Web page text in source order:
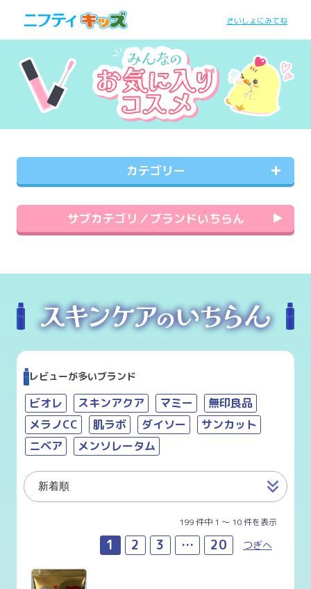
さいしょにみてね
カテゴリー
サブカテゴリ／ブランドいちらん
レビューが多いブランド
ビオレ スキンアクア マミー
無印良品
メラノCC
肌ラボ ダイソー
サンカット
ニベア
メンソレータム
199 件中 1 〜 10 件を表示
1 2 3 … 20 つぎへ